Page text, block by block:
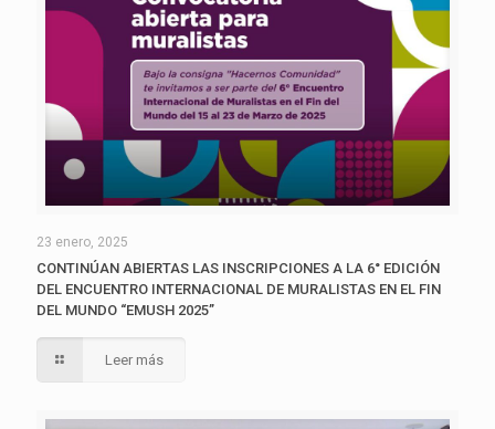
23 enero, 2025
CONTINÚAN ABIERTAS LAS INSCRIPCIONES A LA 6° EDICIÓN
DEL ENCUENTRO INTERNACIONAL DE MURALISTAS EN EL FIN
DEL MUNDO “EMUSH 2025”
Leer más